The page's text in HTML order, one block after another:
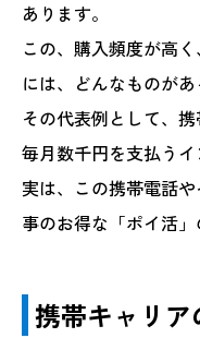
あります。
この、購入頻度が高
には、どんなものが
その代表例として、
毎月数千円を支払うイ
実は、この携帯電話
事のお得な「ポイ活
携帯キャリア